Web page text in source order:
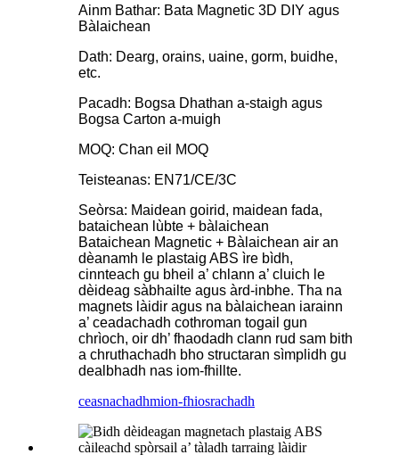
Ainm Bathar: Bata Magnetic 3D DIY agus
Bàlaichean
Dath: Dearg, orains, uaine, gorm, buidhe,
etc.
Pacadh: Bogsa Dhathan a-staigh agus
Bogsa Carton a-muigh
MOQ: Chan eil MOQ
Teisteanas: EN71/CE/3C
Seòrsa: Maidean goirid, maidean fada,
bataichean lùbte + bàlaichean
Bataichean Magnetic + Bàlaichean air an
dèanamh le plastaig ABS ìre bìdh,
cinnteach gu bheil a’ chlann a’ cluich le
dèideag sàbhailte agus àrd-inbhe. Tha na
magnets làidir agus na bàlaichean iarainn
a’ ceadachadh cothroman togail gun
chrìoch, oir dh’ fhaodadh clann rud sam bith
a chruthachadh bho structaran sìmplidh gu
dealbhadh nas iom-fhillte.
ceasnachadhmion-fhiosrachadh